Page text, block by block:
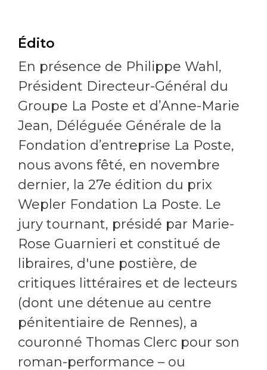
Édito
En présence de Philippe Wahl,
Président Directeur-Général du
Groupe La Poste et d’Anne-Marie
Jean, Déléguée Générale de la
Fondation d’entreprise La Poste,
nous avons fêté, en novembre
dernier, la 27e édition du prix
Wepler Fondation La Poste. Le
jury tournant, présidé par Marie-
Rose Guarnieri et constitué de
libraires, d'une postière, de
critiques littéraires et de lecteurs
(dont une détenue au centre
pénitentiaire de Rennes), a
couronné Thomas Clerc pour son
roman-performance – ou